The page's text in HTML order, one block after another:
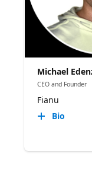
Michael
CEO and Founder
Fianu
Bio